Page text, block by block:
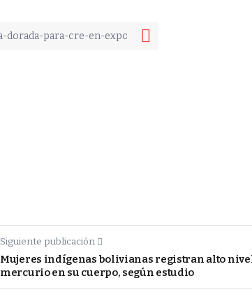
Siguiente publicación
Mujeres indígenas bolivianas registran alto
mercurio en su cuerpo, según estudio